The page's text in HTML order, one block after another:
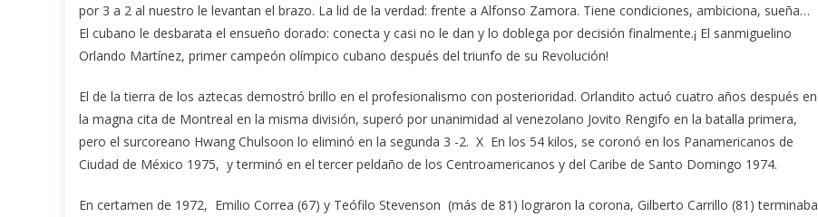
por 3 a 2 al nuestro le levantan el brazo. La lid de la verdad: frente a Alfonso Zamora. Tiene condiciones, ambiciona, sueña…
El cubano le desbarata el ensueño dorado: conecta y casi no le dan y lo doblega por decisión finalmente.¡ El sanmiguelino
Orlando Martínez, primer campeón olímpico cubano después del triunfo de su Revolución!
El de la tierra de los aztecas demostró brillo en el profesionalismo con posterioridad. Orlandito actuó cuatro años después en
la magna cita de Montreal en la misma división, superó por unanimidad al venezolano Jovito Rengifo en la batalla primera,
pero el surcoreano Hwang Chulsoon lo eliminó en la segunda 3 -2. X En los 54 kilos, se coronó en los Panamericanos de
Ciudad de México 1975, y terminó en el tercer peldaño de los Centroamericanos y del Caribe de Santo Domingo 1974.
En certamen de 1972, Emilio Correa (67) y Teófilo Stevenson (más de 81) lograron la corona, Gilberto Carrillo (81) terminaba